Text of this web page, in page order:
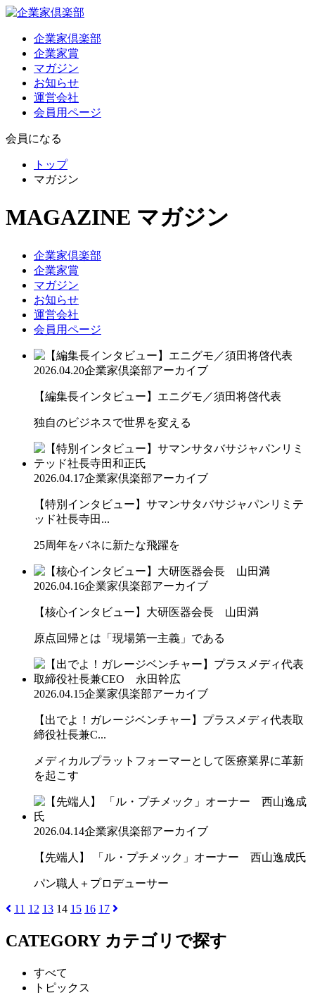
企業家倶楽部
企業家賞
マガジン
お知らせ
運営会社
会員用ページ
会員になる
トップ
マガジン
MAGAZINE マガジン
企業家倶楽部
企業家賞
マガジン
お知らせ
運営会社
会員用ページ
2026.04.20企業家倶楽部アーカイブ
【編集長インタビュー】エニグモ／須田将啓代表
独自のビジネスで世界を変える
2026.04.17企業家倶楽部アーカイブ
【特別インタビュー】サマンサタバサジャパンリミテ
ッド社長寺田...
25周年をバネに新たな飛躍を
2026.04.16企業家倶楽部アーカイブ
【核心インタビュー】大研医器会長 山田満
原点回帰とは「現場第一主義」である
2026.04.15企業家倶楽部アーカイブ
【出でよ！ガレージベンチャー】プラスメディ代表取
締役社長兼C...
メディカルプラットフォーマーとして医療業界に革新
を起こす
2026.04.14企業家倶楽部アーカイブ
【先端人】 「ル・プチメック」オーナー 西山逸成氏
パン職人＋プロデューサー
11 12 13 14 15 16 17
CATEGORY カテゴリで探す
すべて
トピックス